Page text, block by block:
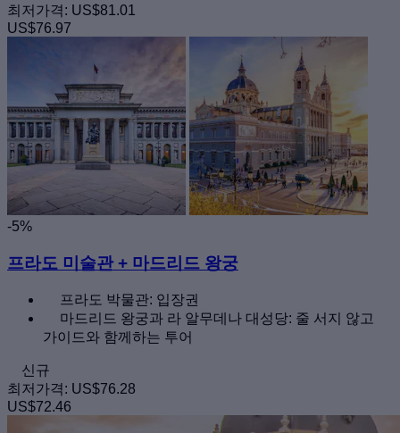
최저가격: US$81.01
US$76.97
-5%
프라도 미술관 + 마드리드 왕궁
프라도 박물관: 입장권
마드리드 왕궁과 라 알무데나 대성당: 줄 서지 않고
가이드와 함께하는 투어
신규
최저가격: US$76.28
US$72.46